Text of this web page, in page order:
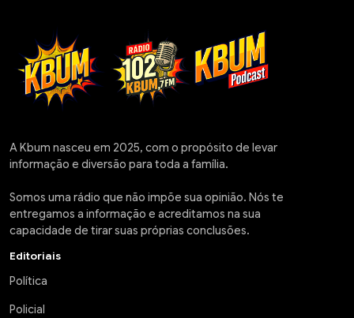
A Kbum nasceu em 2025, com o propósito de levar
informação e diversão para toda a família.
Somos uma rádio que não impõe sua opinião. Nós te
entregamos a informação e acreditamos na sua
capacidade de tirar suas próprias conclusões.
Editoriais
Política
Policial